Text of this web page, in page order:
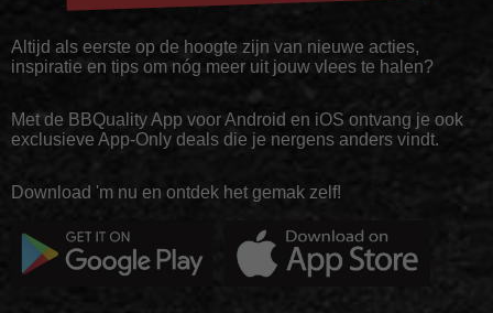
Altijd als eerste op de hoogte zijn van nieuwe acties,
inspiratie en tips om nóg meer uit jouw vlees te halen?
Met de BBQuality App voor Android en iOS ontvang je ook
exclusieve App-Only deals die je nergens anders vindt.
Download 'm nu en ontdek het gemak zelf!